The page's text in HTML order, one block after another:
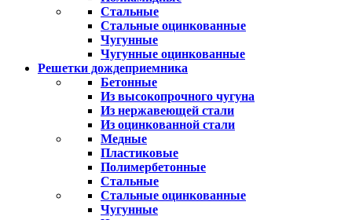
Стальные
Стальные оцинкованные
Чугунные
Чугунные оцинкованные
Решетки дождеприемника
Бетонные
Из высокопрочного чугуна
Из нержавеющей стали
Из оцинкованной стали
Медные
Пластиковые
Полимербетонные
Стальные
Стальные оцинкованные
Чугунные